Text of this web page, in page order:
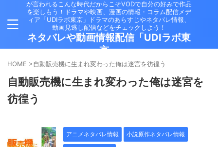
が言われるこんな時代だからこそVODで自分の好みで作品
を楽しもう！ドラマや映画、漫画の情報・コラム配信メデ
ィア「UDIラボ東京」ドラマのあらすじやネタバレ情報、
動画見逃し配信などをチェックしよう！
ネタバレや動画情報配信「UDIラボ東
京」
HOME >自動販売機に生まれ変わった俺は迷宮を彷徨う
自動販売機に生まれ変わった俺は迷宮を
彷徨う
アニメネタバレ情報 小説原作ネタバレ情報